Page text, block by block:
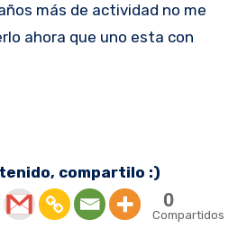
más de actividad no me
ahora que uno esta con
compartilo :)
0
Compartidos